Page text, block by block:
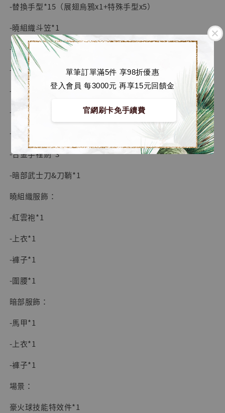
單筆訂單滿5件 享98折優惠
登入會員 每3000元 再享15元回饋金
官網刷卡免手續費
【現貨】BJSTUDIO 1/6系列可動蒐藏人偶 讓
NT$ 4,980
NT$ 5,300
+
加入購物車
-替換手型*15（展翅烏鴉x1+特殊手型x5）
-曉組織斗笠*1
-暗部面具*1（側邊磁吸）
-暗部護額*1
-項鍊*1
-忍具包*3
-合金苦無*3
-合金手裡劍*3
-暗部武士刀&刀鞘*1
曉組織服飾：
-紅雲袍*1
-上衣*1
-褲子*1
-圍腰*1
暗部服飾：
-馬甲*1
-上衣*1
-褲子*1
場景：
豪火球技能特效件*1